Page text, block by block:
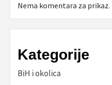
Nema komentara za prikaz.
Kategorije
BiH i okolica